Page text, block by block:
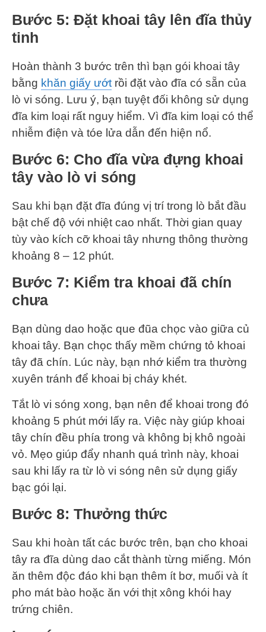
Bước 5: Đặt khoai tây lên đĩa thủy
tinh
Hoàn thành 3 bước trên thì bạn gói khoai tây
bằng khăn giấy ướt rồi đặt vào đĩa có sẵn của
lò vi sóng. Lưu ý, bạn tuyệt đối không sử dụng
đĩa kim loại rất nguy hiểm. Vì đĩa kim loại có thể
nhiễm điện và tóe lửa dẫn đến hiện nổ.
Bước 6: Cho đĩa vừa đựng khoai
tây vào lò vi sóng
Sau khi bạn đặt đĩa đúng vị trí trong lò bắt đầu
bật chế độ với nhiệt cao nhất. Thời gian quay
tùy vào kích cỡ khoai tây nhưng thông thường
khoảng 8 – 12 phút.
Bước 7: Kiểm tra khoai đã chín
chưa
Bạn dùng dao hoặc que đũa chọc vào giữa củ
khoai tây. Bạn chọc thấy mềm chứng tỏ khoai
tây đã chín. Lúc này, bạn nhớ kiểm tra thường
xuyên tránh để khoai bị cháy khét.
Tắt lò vi sóng xong, bạn nên để khoai trong đó
khoảng 5 phút mới lấy ra. Việc này giúp khoai
tây chín đều phía trong và không bị khô ngoài
vỏ. Mẹo giúp đẩy nhanh quá trình này, khoai
sau khi lấy ra từ lò vi sóng nên sử dụng giấy
bạc gói lại.
Bước 8: Thưởng thức
Sau khi hoàn tất các bước trên, bạn cho khoai
tây ra đĩa dùng dao cắt thành từng miếng. Món
ăn thêm độc đáo khi bạn thêm ít bơ, muối và ít
pho mát bào hoặc ăn với thịt xông khói hay
trứng chiên.